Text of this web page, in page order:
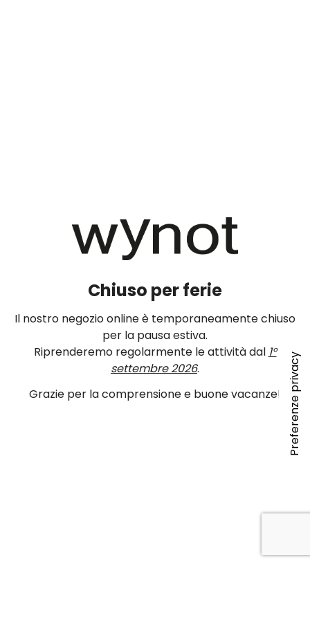
Chiuso per ferie
Il nostro negozio online è temporaneamente chiuso
per la pausa estiva.
Riprenderemo regolarmente le attività dal 1°
settembre 2026.
Grazie per la comprensione e buone vacanze!